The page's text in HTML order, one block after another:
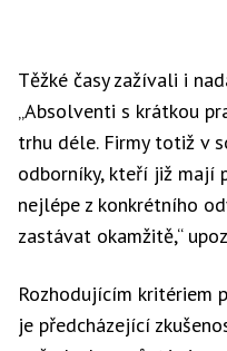
Těžké časy zažívali i
„Absolventi s krátkou
trhu déle. Firmy totiž v
odborníky, kteří již mají
nejlépe z konkrétního
zastávat okamžitě,“
Rozhodujícím kritériem
je předcházející